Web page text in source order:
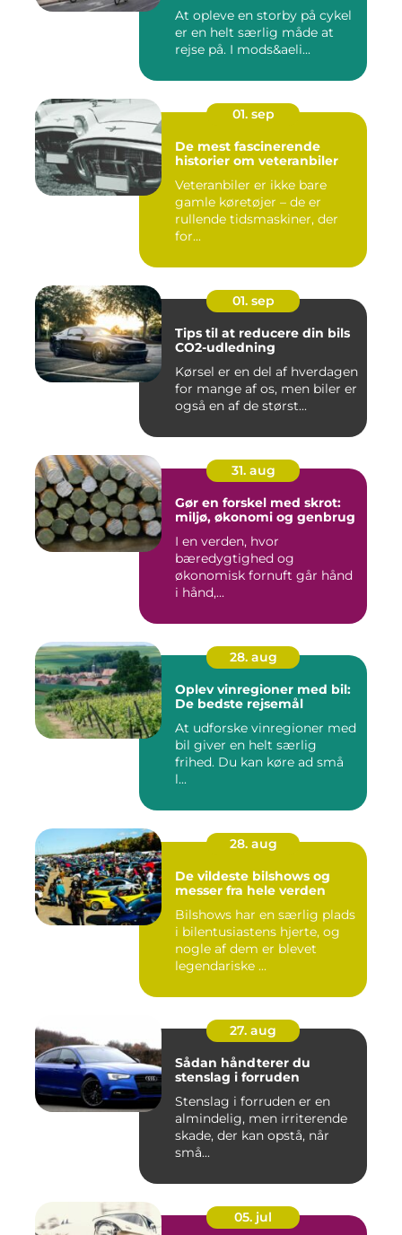
At opleve en storby på cykel
er en helt særlig måde at
rejse på. I mods&aeli...
01. sep
De mest fascinerende
historier om veteranbiler
Veteranbiler er ikke bare
gamle køretøjer – de er
rullende tidsmaskiner, der
for...
01. sep
Tips til at reducere din bils
CO2-udledning
Kørsel er en del af hverdagen
for mange af os, men biler er
også en af de størst...
31. aug
Gør en forskel med skrot:
miljø, økonomi og genbrug
I en verden, hvor
bæredygtighed og
økonomisk fornuft går hånd
i hånd,...
28. aug
Oplev vinregioner med bil:
De bedste rejsemål
At udforske vinregioner med
bil giver en helt særlig
frihed. Du kan køre ad små
l...
28. aug
De vildeste bilshows og
messer fra hele verden
Bilshows har en særlig plads
i bilentusiastens hjerte, og
nogle af dem er blevet
legendariske ...
27. aug
Sådan håndterer du
stenslag i forruden
Stenslag i forruden er en
almindelig, men irriterende
skade, der kan opstå, når
små...
05. jul